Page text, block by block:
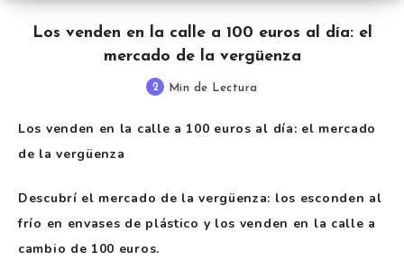
Los venden en la calle a 100 euros al día: el
mercado de la vergüenza
2 Min de Lectura
Los venden en la calle a 100 euros al día: el mercado
de la vergüenza
Descubrí el mercado de la vergüenza: los esconden al
frío en envases de plástico y los venden en la calle a
cambio de 100 euros.